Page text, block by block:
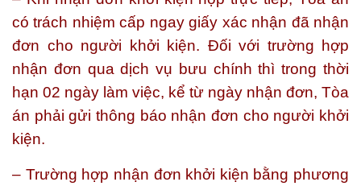
có trách nhiệm cấp ngay giấy xác nhận đã nhận
đơn cho người khởi kiện. Đối với trường hợp
nhận đơn qua dịch vụ bưu chính thì trong thời
hạn 02 ngày làm việc, kể từ ngày nhận đơn, Tòa
án phải gửi thông báo nhận đơn cho người khởi
kiện.
– Trường hợp nhận đơn khởi kiện bằng phương